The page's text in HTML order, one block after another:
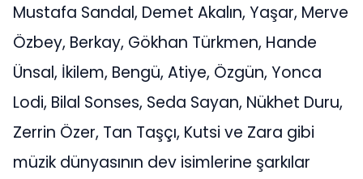
Mustafa Sandal, Demet Akalın, Yaşar, Merve
Özbey, Berkay, Gökhan Türkmen, Hande
Ünsal, İkilem, Bengü, Atiye, Özgün, Yonca
Lodi, Bilal Sonses, Seda Sayan, Nükhet Duru,
Zerrin Özer, Tan Taşçı, Kutsi ve Zara gibi
müzik dünyasının dev isimlerine şarkılar